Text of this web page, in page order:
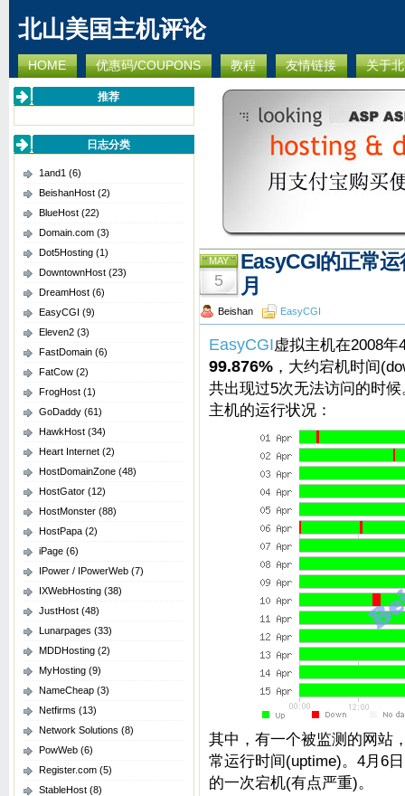
北山美国主机评论
HOME 优惠码/COUPONS 教程 友情链接 关于
推荐
日志分类
1and1 (6)
BeishanHost (2)
BlueHost (22)
Domain.com (3)
Dot5Hosting (1)
DowntownHost (23)
DreamHost (6)
EasyCGI (9)
Eleven2 (3)
FastDomain (6)
FatCow (2)
FrogHost (1)
GoDaddy (61)
HawkHost (34)
Heart Internet (2)
HostDomainZone (48)
HostGator (12)
HostMonster (88)
HostPapa (2)
iPage (6)
IPower / IPowerWeb (7)
IXWebHosting (38)
JustHost (48)
Lunarpages (33)
MDDHosting (2)
MyHosting (9)
NameCheap (3)
Netfirms (13)
Network Solutions (8)
PowWeb (6)
Register.com (5)
StableHost (8)
MAY
5
EasyCGI的正常
月
Beishan EasyCGI
EasyCGI虚拟主机在2008年
99.876% ，大约宕机时间
共出现过5次无法访问的时
主机的运行状况：
其中，有一个被监测的网站
常运行时间(uptime)。4月6
的一次宕机(有点严重)。